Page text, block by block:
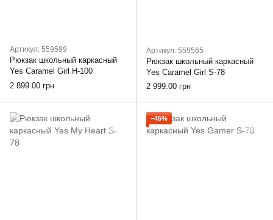
Артикул: 559599
Рюкзак школьный каркасный
Yes Caramel Girl H-100
2 899.00 грн
Артикул: 559565
Рюкзак школьный каркасный
Yes Caramel Girl S-78
2 999.00 грн
−45%